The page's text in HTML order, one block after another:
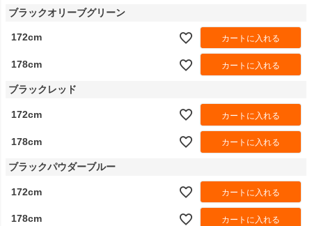
ブラックオリーブグリーン
172cm カートに入れる
178cm カートに入れる
ブラックレッド
172cm カートに入れる
178cm カートに入れる
ブラックパウダーブルー
172cm カートに入れる
178cm カートに入れる